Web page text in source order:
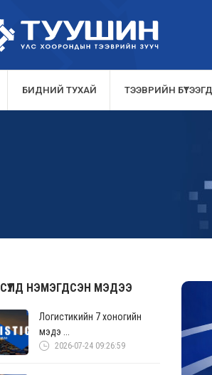
БИДНИЙ ТУХАЙ ТЭЭВРИЙН
СҮҮЛД НЭМЭГДСЭН МЭДЭЭ
Логистикийн 7 хоногийн
мэдэ ...
2026-07-24 09:26:59